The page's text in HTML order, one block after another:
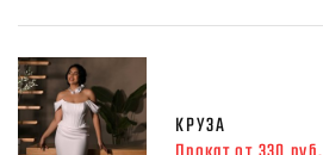
КРУЗА